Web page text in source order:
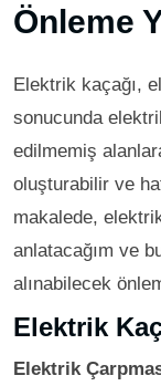
Önleme
Elektrik kaçağı,
sonucunda
edilmemiş
oluşturabilir ve
makalede,
anlatacağım ve
alınabilecek
Elektrik
Elektrik